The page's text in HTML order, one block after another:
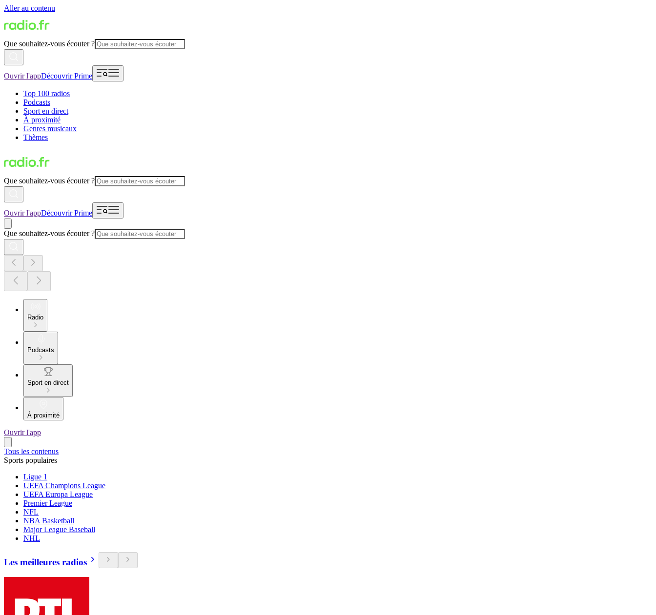
Aller au contenu
Que souhaitez-vous écouter ?
Ouvrir l'appDécouvrir Prime
Top 100 radios
Podcasts
Sport en direct
À proximité
Genres musicaux
Thèmes
Que souhaitez-vous écouter ?
Ouvrir l'appDécouvrir Prime
Que souhaitez-vous écouter ?
Radio
Podcasts
Sport en direct
À proximité
Ouvrir l'app
Tous les contenus
Sports populaires
Ligue 1
UEFA Champions League
UEFA Europa League
Premier League
NFL
NBA Basketball
Major League Baseball
NHL
Les meilleures radios